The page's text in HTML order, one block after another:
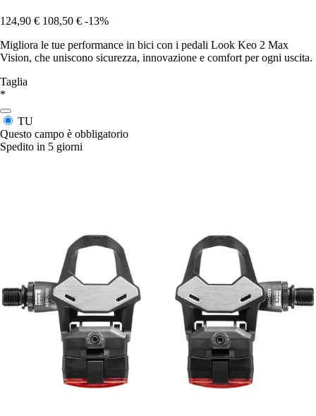
124,90 € 108,50 € -13%
Migliora le tue performance in bici con i pedali Look Keo 2 Max
Vision, che uniscono sicurezza, innovazione e comfort per ogni uscita.
Taglia
*
TU
Questo campo è obbligatorio
Spedito in 5 giorni